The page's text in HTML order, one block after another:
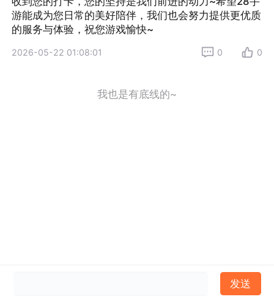
游能成为您日常的美好陪伴，我们也会努力提供更优质
的服务与体验，祝您游戏愉快~
2026-05-22 01:08:01 0 0
我也是有底线的~
发送